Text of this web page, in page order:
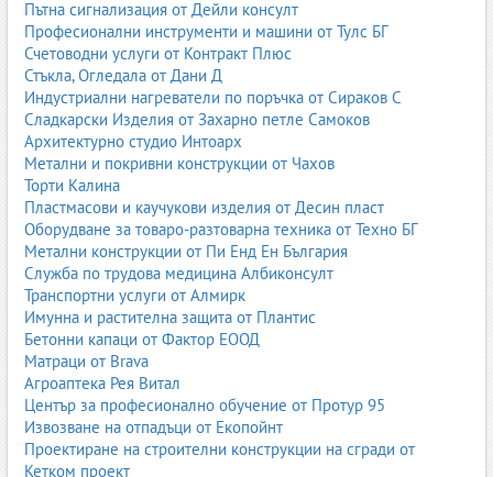
Пътна сигнализация от Дейли консулт
Професионални инструменти и машини от Тулс БГ
Счетоводни услуги от Контракт Плюс
Стъкла, Огледала от Дани Д
Индустриални нагреватели по поръчка от Сираков С
Сладкарски Изделия от Захарно петле Самоков
Архитектурно студио Интоарх
Метални и покривни конструкции от Чахов
Торти Калина
Пластмасови и каучукови изделия от Десин пласт
Оборудване за товаро-разтоварна техника от Техно БГ
Метални конструкции от Пи Енд Ен България
Служба по трудова медицина Албиконсулт
Транспортни услуги от Алмирк
Имунна и растителна защита от Плантис
Бетонни капаци от Фактор ЕООД
Матраци от Brava
Агроаптека Рея Витал
Център за професионално обучение от Протур 95
Извозване на отпадъци от Екопойнт
Проектиране на строителни конструкции на сгради от
Кетком проект